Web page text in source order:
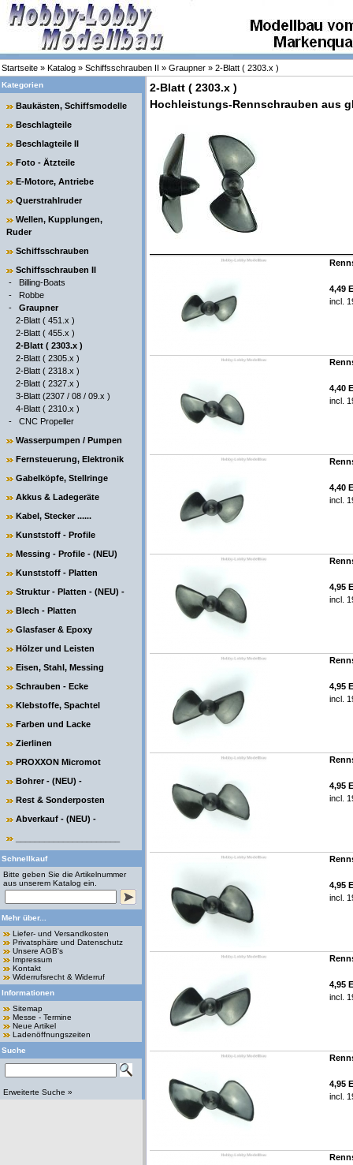
Startseite » Katalog » Schiffsschrauben II » Graupner » 2-Blatt ( 2303.x )
Kategorien
Baukästen, Schiffsmodelle
Beschlagteile
Beschlagteile II
Foto - Ätzteile
E-Motore, Antriebe
Querstrahlruder
Wellen, Kupplungen,
Ruder
Schiffsschrauben
Schiffsschrauben II
- Billing-Boats
- Robbe
- Graupner
2-Blatt ( 451.x )
2-Blatt ( 455.x )
2-Blatt ( 2303.x )
2-Blatt ( 2305.x )
2-Blatt ( 2318.x )
2-Blatt ( 2327.x )
3-Blatt (2307 / 08 / 09.x )
4-Blatt ( 2310.x )
- CNC Propeller
Wasserpumpen / Pumpen
Fernsteuerung, Elektronik
Gabelköpfe, Stellringe
Akkus & Ladegeräte
Kabel, Stecker ......
Kunststoff - Profile
Messing - Profile - (NEU)
Kunststoff - Platten
Struktur - Platten - (NEU) -
Blech - Platten
Glasfaser & Epoxy
Hölzer und Leisten
Eisen, Stahl, Messing
Schrauben - Ecke
Klebstoffe, Spachtel
Farben und Lacke
Zierlinen
PROXXON Micromot
Bohrer - (NEU) -
Rest & Sonderposten
Abverkauf - (NEU) -
Schnellkauf
Bitte geben Sie die Artikelnummer
aus unserem Katalog ein.
Mehr über...
Liefer- und Versandkosten
Privatsphäre und Datenschutz
Unsere AGB's
Impressum
Kontakt
Widerrufsrecht & Widerruf
Informationen
Sitemap
Messe - Termine
Neue Artikel
Ladenöffnungszeiten
Suche
Erweiterte Suche »
2-Blatt ( 2303.x )
Hochleistungs-Rennschrauben aus
4,49
incl.
4,40
incl.
4,40
incl.
4,95
incl.
4,95
incl.
4,95
incl.
4,95
incl.
4,95
incl.
4,95
incl.